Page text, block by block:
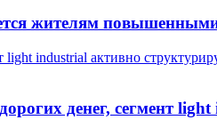
жителям
industrial активно
денег, сегмент